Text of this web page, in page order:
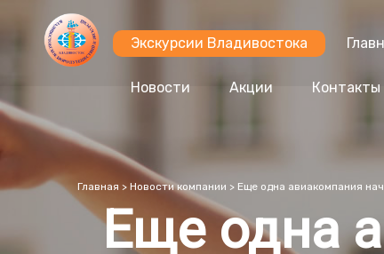
Экскурсии Владивостока
Новости Акции Контакты
Главная > Новости компании > Еще одна авиакомпания
Еще одна